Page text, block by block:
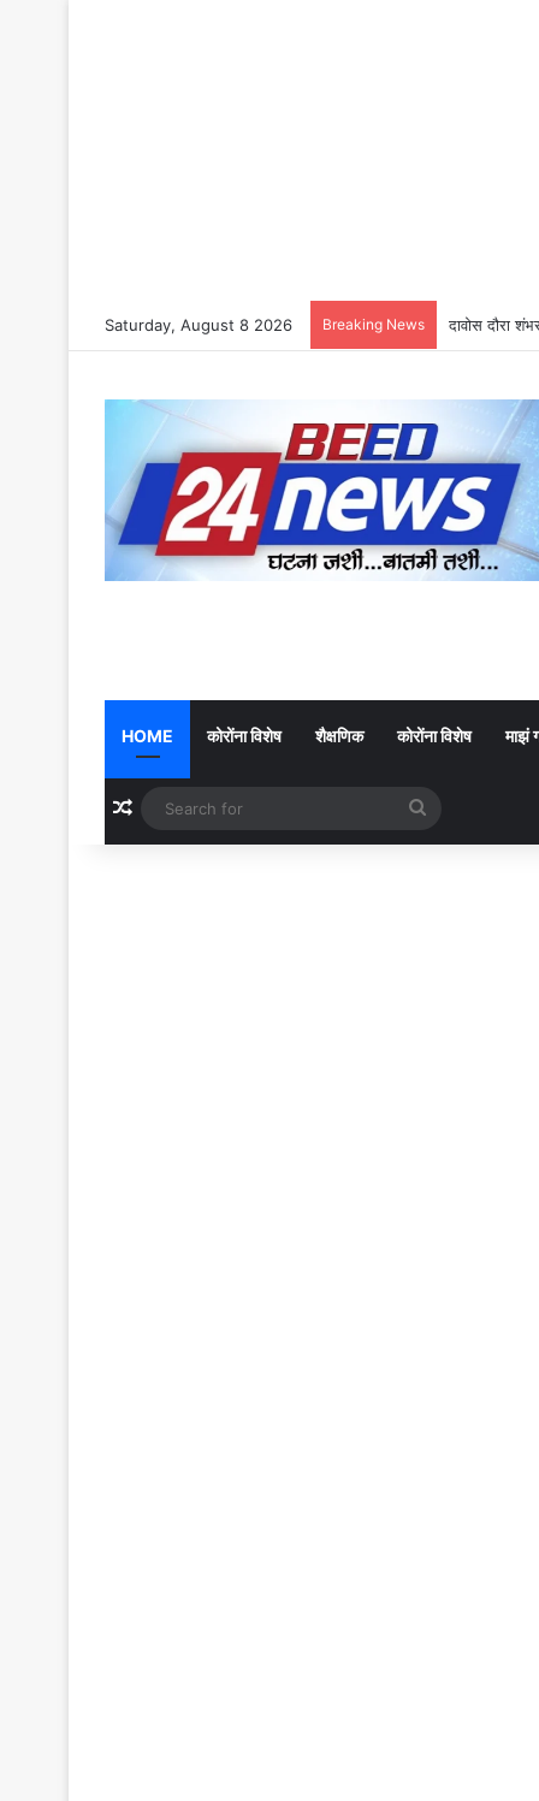
Saturday, August 8 2026 Breaking News दावोस दौरा
HOME कोरोंना विशेष शैक्षणिक कोरोंना विशेष माझं
Random Article
for